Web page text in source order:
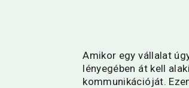
Amikor egy vállalat
lényegében át kell
kommunikációját.